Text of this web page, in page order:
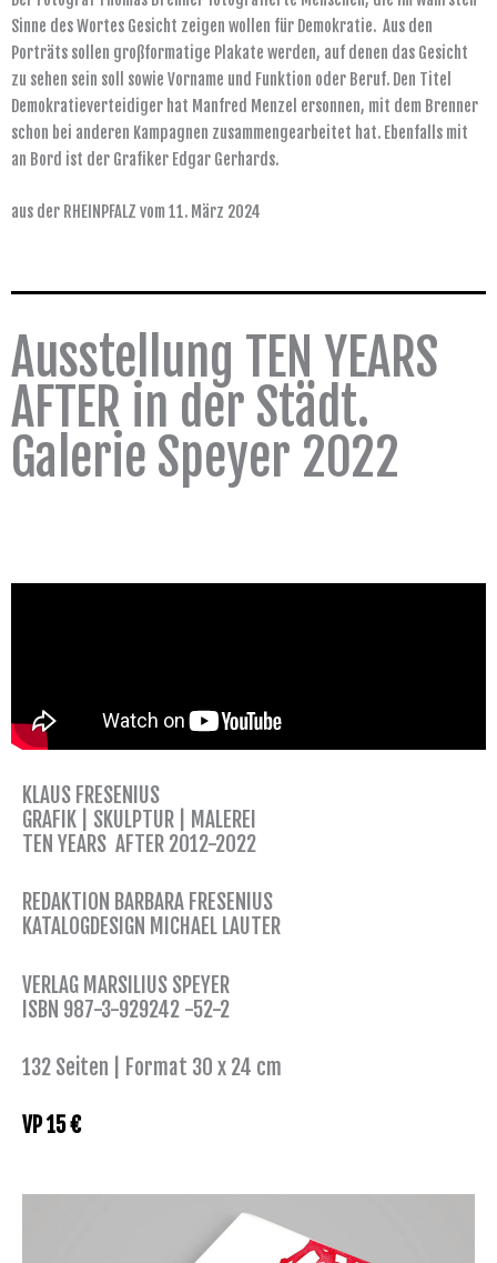
Sinne des Wortes Gesicht zeigen wollen für Demokratie. Aus den
Porträts sollen großformatige Plakate werden, auf denen das Gesicht
zu sehen sein soll sowie Vorname und Funktion oder Beruf. Den Titel
Demokratieverteidiger hat Manfred Menzel ersonnen, mit dem Brenner
schon bei anderen Kampagnen zusammengearbeitet hat. Ebenfalls mit
an Bord ist der Grafiker Edgar Gerhards.
aus der RHEINPFALZ vom 11. März 2024
Ausstellung TEN YEARS
AFTER in der Städt.
Galerie Speyer 2022
KLAUS FRESENIUS
GRAFIK | SKULPTUR | MALEREI
TEN YEARS AFTER 2012-2022
REDAKTION BARBARA FRESENIUS
KATALOGDESIGN MICHAEL LAUTER
VERLAG MARSILIUS SPEYER
ISBN 987-3-929242 -52-2
132 Seiten | Format 30 x 24 cm
VP 15 €